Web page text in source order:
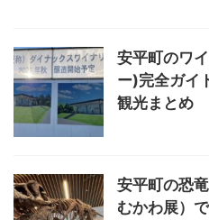
安平町のワ
ー)完全ガイ
観光まとめ
安平町の恐
むかわ展）